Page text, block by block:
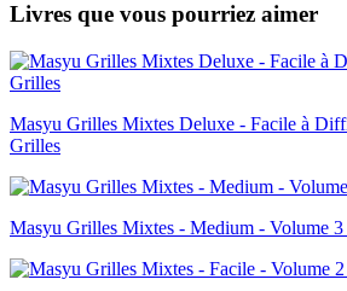
Livres que vous pourriez aimer
Masyu Grilles Mixtes Deluxe - Facile à
Grilles
Masyu Grilles Mixtes - Medium - Volume